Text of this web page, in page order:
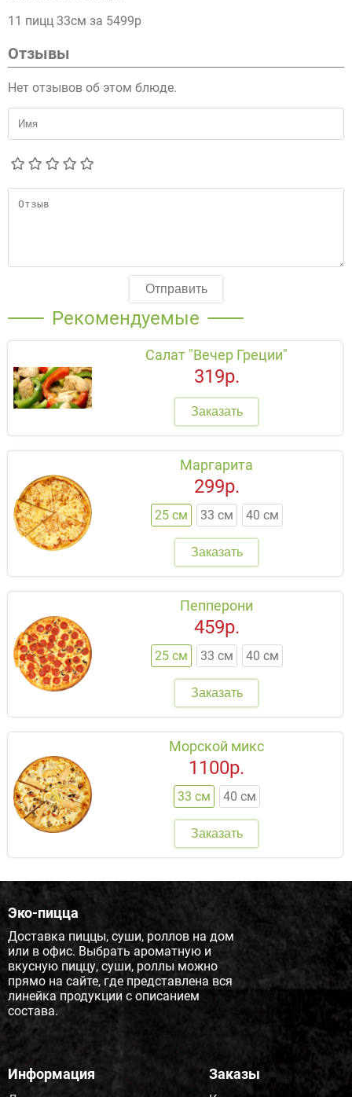
11 пицц 33см за 5499р
Отзывы
Нет отзывов об этом блюде.
Отправить
Рекомендуемые
Салат "Вечер Греции"
319р.
Заказать
Маргарита
25 см 33 см 40 см
299р.
Заказать
Пепперони
25 см 33 см 40 см
459р.
Заказать
Морской микс
33 см 40 см
1100р.
Заказать
Эко-пицца
Доставка пиццы, суши, роллов на дом
или в офис. Выбрать ароматную и
вкусную пиццу, суши, роллы можно
прямо на сайте, где представлена вся
линейка продукции с описанием
состава.
Информация Заказы